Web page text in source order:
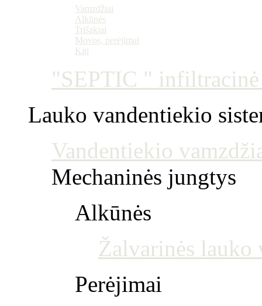
Vamzdžiai
Alkūnės
Trišakiai
Movos, perėjimai
Kiti
"SEPTIC "
Lauko vandentiekio
Vandentiekio
Mechaninės jungtys
Alkūnės
Žalvarinės lauko
Perėjimai